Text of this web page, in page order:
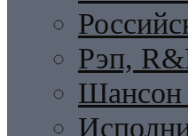
Рэп,
Шансон